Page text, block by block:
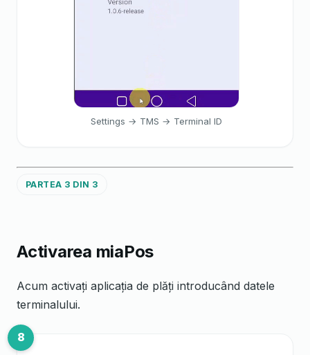
Settings → TMS → Terminal ID
PARTEA 3 DIN 3
Activarea miaPos
Acum activați aplicația de plăți introducând datele
terminalului.